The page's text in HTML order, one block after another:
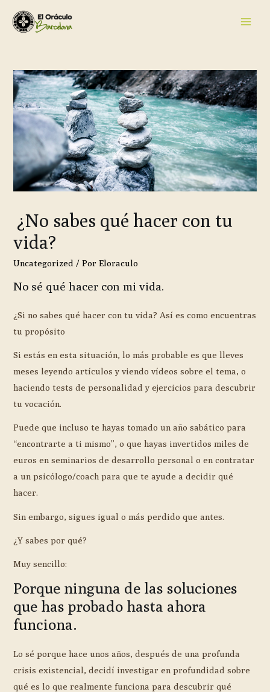
¿No sabes qué hacer con tu
vida?
Uncategorized / PorEloraculo
No sé qué hacer con mi vida.
¿Si no sabes qué hacer con tu vida? Así es como encuentras
tu propósito
Si estás en esta situación, lo más probable es que lleves
meses leyendo artículos y viendo vídeos sobre el tema, o
haciendo tests de personalidad y ejercicios para descubrir
tu vocación.
Puede que incluso te hayas tomado un año sabático para
“encontrarte a ti mismo”, o que hayas invertidos miles de
euros en seminarios de desarrollo personal o en contratar
a un psicólogo/coach para que te ayude a decidir qué
hacer.
Sin embargo, sigues igual o más perdido que antes.
¿Y sabes por qué?
Muy sencillo:
Porque ninguna de las soluciones
que has probado hasta ahora
funciona.
Lo sé porque hace unos años, después de una profunda
crisis existencial, decidí investigar en profundidad sobre
qué es lo que realmente funciona para descubrir qué